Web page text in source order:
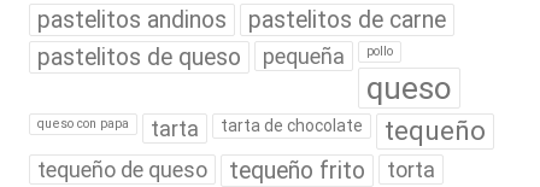
pastelitos andinos
pastelitos de carne
pastelitos de queso
pequeña pollo
queso
queso con papa tarta tarta de chocolate tequeño
tequeño de queso tequeño frito torta